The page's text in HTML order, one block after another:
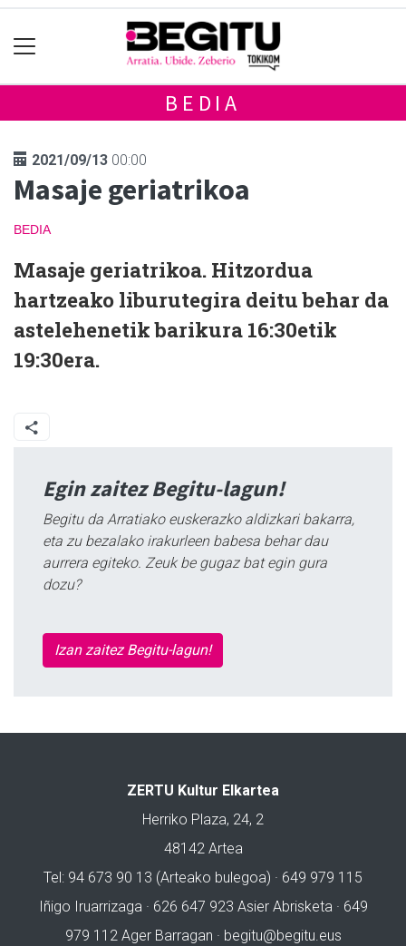
BEDIA
2021/09/13 00:00
Masaje geriatrikoa
BEDIA
Masaje geriatrikoa. Hitzordua
hartzeako liburutegira deitu behar da
astelehenetik barikura 16:30etik
19:30era.
Egin zaitez Begitu-lagun!
Begitu da Arratiako euskerazko aldizkari bakarra,
eta zu bezalako irakurleen babesa behar dau
aurrera egiteko. Zeuk be gugaz bat egin gura
dozu?
Izan zaitez Begitu-lagun!
ZERTU Kultur Elkartea
Herriko Plaza, 24, 2
48142 Artea
Tel: 94 673 90 13 (Arteako bulegoa) · 649 979 115
Iñigo Iruarrizaga · 626 647 923 Asier Abrisketa · 649
979 112 Ager Barragan · begitu@begitu.eus